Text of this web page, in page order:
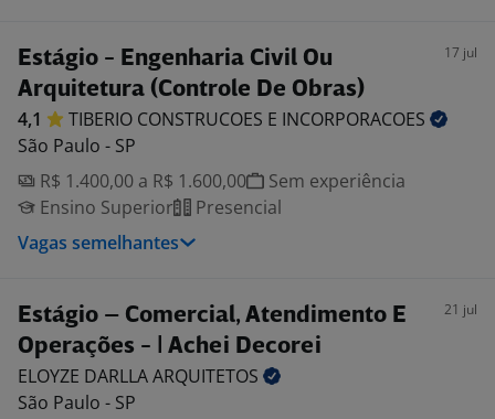
Estágio - Engenharia Civil Ou
Arquitetura (Controle De Obras)
17 jul
4,1 TIBERIO CONSTRUCOES E INCORPORACOES
São Paulo - SP
R$ 1.400,00 a R$ 1.600,00
Sem experiência
Ensino Superior
Presencial
Vagas semelhantes
Estágio – Comercial, Atendimento E
Operações - | Achei Decorei
21 jul
ELOYZE DARLLAARQUITETOS
São Paulo - SP